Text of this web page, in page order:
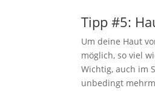
Tipp #5:
Um deine Haut
möglich, so viel
Wichtig, auch im
unbedingt